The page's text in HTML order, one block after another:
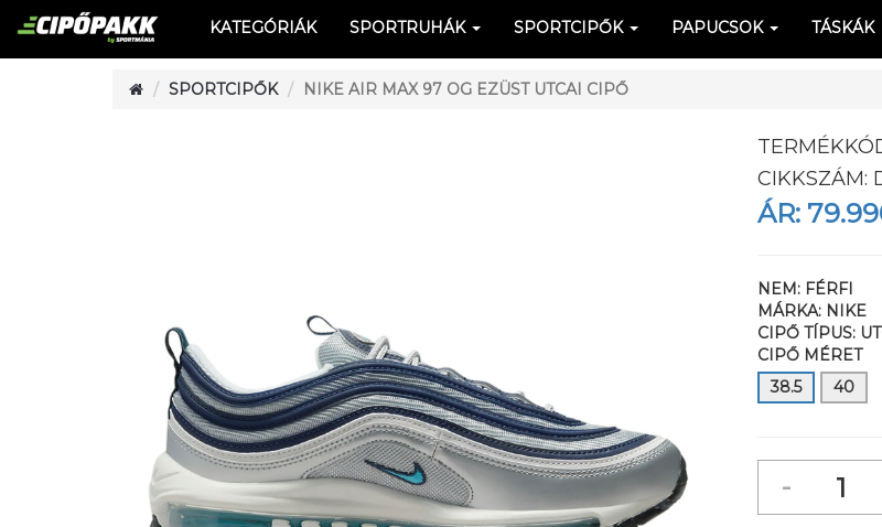
KATEGÓRIÁK SPORTRUHÁK SPORTCIPŐK PAPUCSOK TÁSKÁK
SPORTCIPŐK NIKE AIR MAX 97 OG EZÜST UTCAI CIPŐ
CIKKSZÁM:
ÁR:
NEM: FÉRFI
MÁRKA: NIKE
CIPŐ TÍPUS:
CIPŐ MÉRET
38.5
40